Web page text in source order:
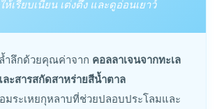
เรียบเนียน เต่งตึง และดูอ่อนเยาว์
ำลึกด้วยคุณค่าจาก คอลลาเจนจากทะเล
ละสารสกัดสาหร่ายสีน้ำตาล
มระเหยกุหลาบที่ช่วยปลอบประโลมและ